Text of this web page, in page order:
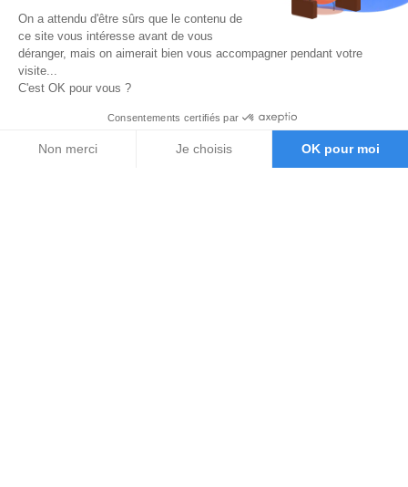
On a attendu d'être sûrs que le contenu de
ce site vous intéresse avant de vous
déranger, mais on aimerait bien vous accompagner pendant votre
visite...
C'est OK pour vous ?
Consentements certifiés par
Non merci Je choisis OK pour moi